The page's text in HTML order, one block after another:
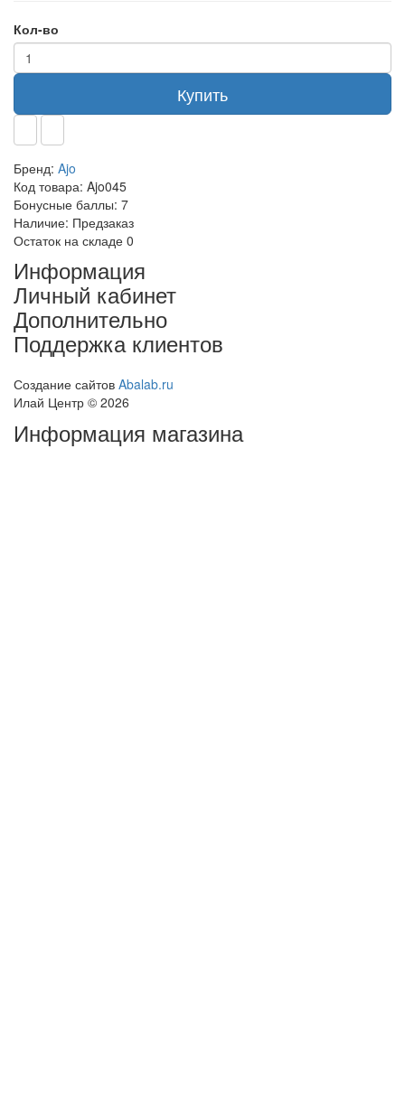
Кол-во
Купить
Бренд: Ajo
Код товара: Ajo045
Бонусные баллы: 7
Наличие: Предзаказ
Остаток на складе 0
Информация
Личный кабинет
Дополнительно
Поддержка клиентов
Создание сайтов Abalab.ru
Илай Центр © 2026
Информация магазина